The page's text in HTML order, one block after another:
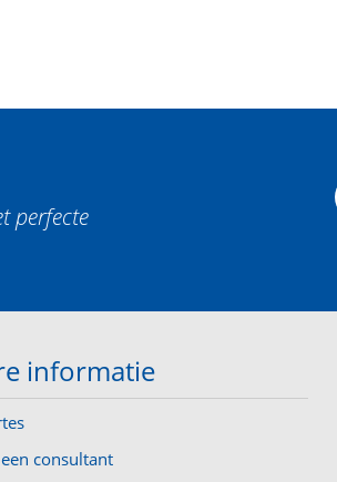
perfecte
informatie
consultant